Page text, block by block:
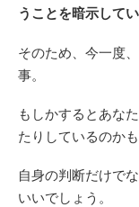
うことを暗示して
そのため、今一度
事。
もしかするとあな
たりしているのかも
自身の判断だけで
いいでしょう。